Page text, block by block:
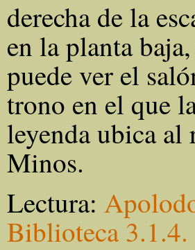
derecha de la
en la planta
puede ver el
trono en el que
leyenda ubica al
Minos.
Lectura:
Biblioteca 3.1.4.